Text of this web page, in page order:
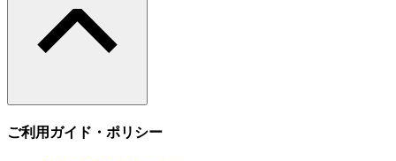
ご利用ガイド・ポリシー